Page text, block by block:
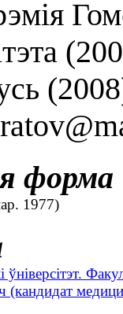
форма
1977)
(кандидат